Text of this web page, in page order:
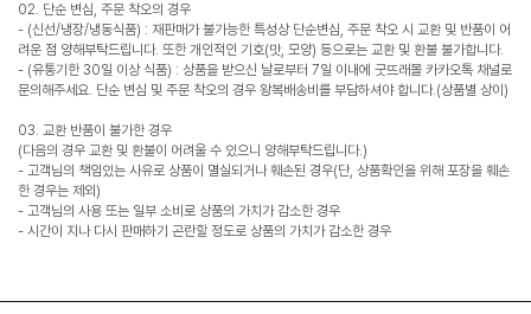
02. 단순 변심, 주문 착오의 경우
- (신선/냉장/냉동식품) : 재판매가 불가능한 특성상 단순변심, 주문 착오 시 교환 및 반품이 어
려운 점 양해부탁드립니다. 또한 개인적인 기호(맛, 모양) 등으로는 교환 및 환불 불가합니다.
- (유통기한 30일 이상 식품) : 상품을 받으신 날로부터 7일 이내에 굿뜨래몰 카카오톡 채널로
문의해주세요. 단순 변심 및 주문 착오의 경우 왕복배송비를 부담하셔야 합니다.(상품별 상이)
03. 교환 반품이 불가한 경우
(다음의 경우 교환 및 환불이 어려울 수 있으니 양해부탁드립니다.)
- 고객님의 책임있는 사유로 상품이 멸실되거나 훼손된 경우(단, 상품확인을 위해 포장을 훼손
한 경우는 제외)
- 고객님의 사용 또는 일부 소비로 상품의 가치가 감소한 경우
- 시간이 지나 다시 판매하기 곤란할 정도로 상품의 가치가 감소한 경우